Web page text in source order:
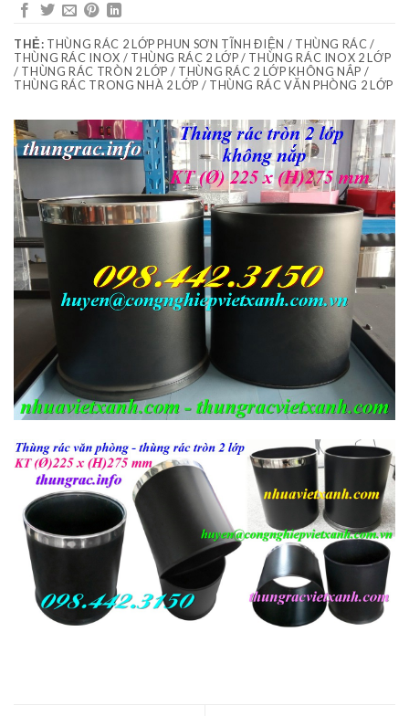
THẺ: THÙNG RÁC 2 LỚP PHUN SƠN TĨNH ĐIỆN / THÙNG RÁC /
THÙNG RÁC INOX / THÙNG RÁC 2 LỚP / THÙNG RÁC INOX 2 LỚP
/ THÙNG RÁC TRÒN 2 LỚP / THÙNG RÁC 2 LỚP KHÔNG NẮP /
THÙNG RÁC TRONG NHÀ 2 LỚP / THÙNG RÁC VĂN PHÒNG 2 LỚP